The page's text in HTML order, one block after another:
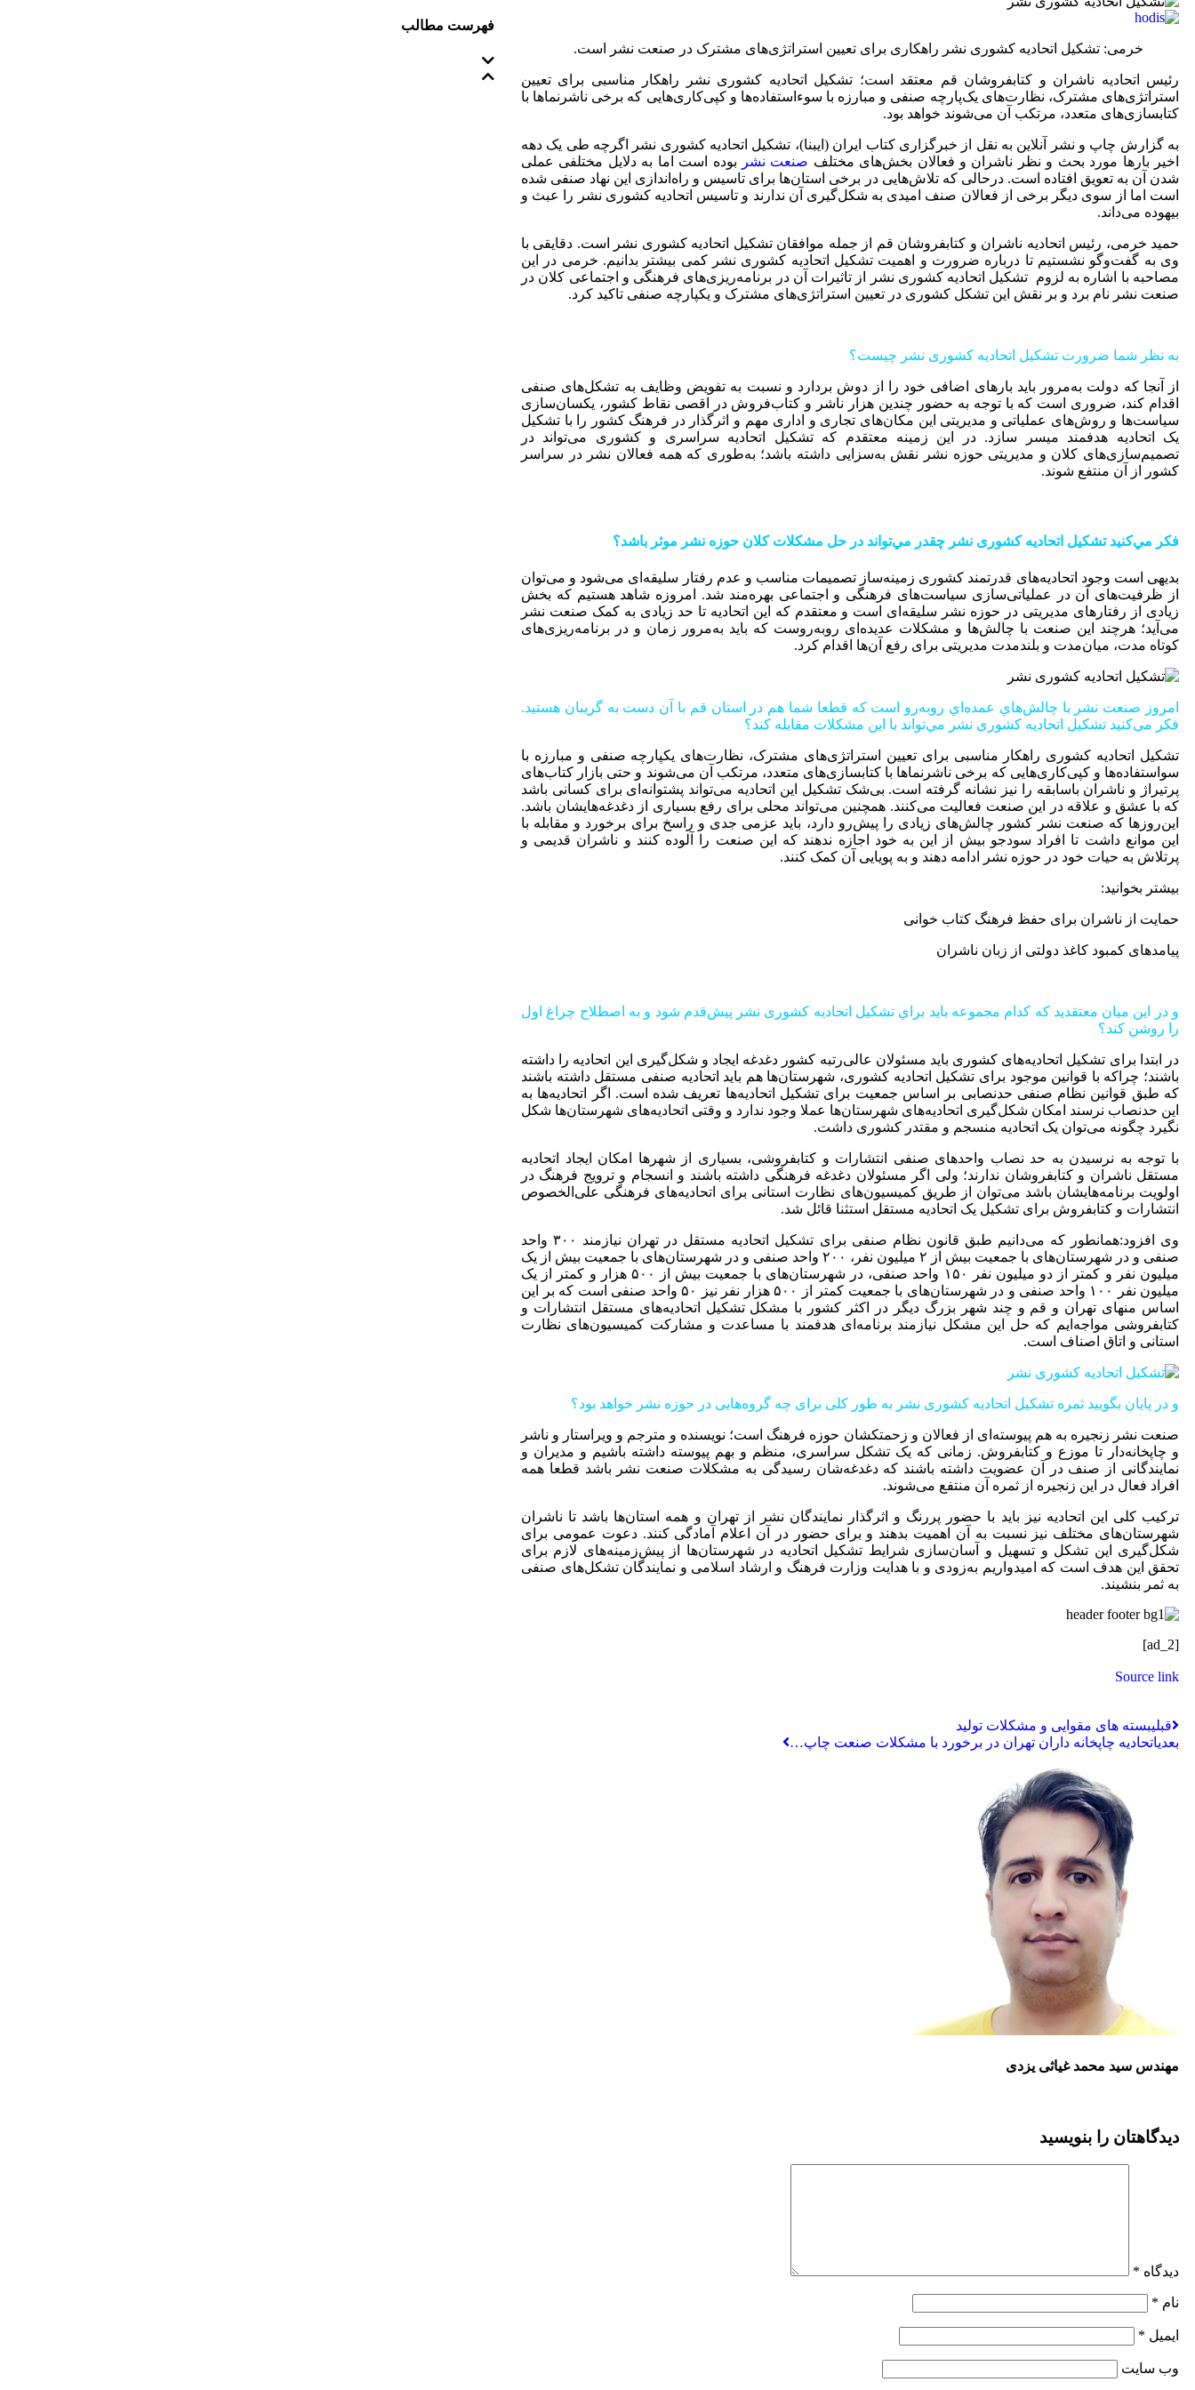
خرمی: تشکیل اتحادیه کشوری نشر راهکاری برای تعیین استراتژی‌های مشترک در صنعت نشر است.
رئیس اتحادیه ناشران و کتابفروشان قم معتقد است؛ تشکیل اتحادیه کشوری نشر راهکار مناسبی برای تعیین
استراتژی‌های مشترک، نظارت‌های یک‌پارچه صنفی و مبارزه با سوءاستفاد‌ه‌ها و کپی‌کاری‌هایی که برخی ناشرنما‌ها با
کتابسازی‌های متعدد، مرتکب آن می‌شوند خواهد بود.
به گزارش چاپ و نشر آنلاین به نقل از خبرگزاری کتاب ایران (ایبنا)، تشکیل اتحادیه کشوری نشر اگرچه طی یک دهه
اخیر بارها مورد بحث و نظر ناشران و فعالان بخش‌های مختلف صنعت نشر
بوده است اما به دلایل مختلفی عملی
شدن آن به تعویق افتاده است. درحالی که تلاش‌هایی در برخی استان‌ها برای تاسیس و راه‌اندازی این نهاد صنفی شده
است اما از سوی دیگر برخی از فعالان صنف امیدی به شکل‌گیری آن ندارند و تاسیس اتحادیه کشوری نشر را عبث و
بیهوده می‌داند.
حمید خرمی، رئیس اتحادیه ناشران و کتابفروشان قم از جمله موافقان تشکیل اتحادیه کشوری نشر است. دقایقی با
وی به گفت‌وگو نشستیم تا درباره ضرورت و اهمیت تشکیل اتحادیه کشوری نشر کمی بیشتر بدانیم. خرمی در این
مصاحبه با اشاره به لزوم تشکیل اتحادیه کشوری نشر از تاثیرات آن در برنامه‌ریزی‌های فرهنگی و اجتماعی کلان در
صنعت نشر نام برد و بر نقش این تشکل کشوری در تعیین استراتژی‌های مشترک و یکپارچه صنفی تاکید کرد.
به نظر شما ضرورت تشکیل اتحادیه کشوری نشر چيست؟
از آنجا که دولت به‌مرور باید بارهای اضافی خود را از دوش بردارد و نسبت به تفویض وظایف به تشکل‌های صنفی
اقدام کند، ضروری است که با توجه به حضور چندین هزار ناشر و کتاب‌فروش در اقصی نقاط کشور، یکسان‌سازی
سیاست‌ها و روش‌های عملیاتی و مدیریتی این مکان‌های تجاری و اداری مهم و اثرگذار در فرهنگ کشور را با تشکیل
یک اتحادیه هدفمند میسر سازد. در این زمینه معتقدم که تشکیل اتحادیه سراسری و کشوری می‌تواند در
تصمیم‌سازی‌های کلان و مدیریتی حوزه نشر نقش به‌سزایی داشته باشد؛ به‌طوری که همه فعالان نشر در سراسر
کشور از آن منتفع شوند.
فكر مي‌كنيد تشکیل اتحادیه کشوری نشر چقدر مي‌تواند در حل مشكلات كلان حوزه نشر موثر باشد؟
بدیهی است وجود اتحادیه‌های قدرتمند کشوری زمینه‌ساز تصمیمات مناسب و عدم رفتار سلیقه‌ای می‌شود و می‌توان
از ظرفیت‌های آن در عملیاتی‌سازی سیاست‌های فرهنگی و اجتماعی بهره‌مند شد. امروزه شاهد هستیم که بخش
زیادی از رفتارهای مدیریتی در حوزه نشر سلیقه‌ای است و معتقدم که این اتحادیه تا حد زیادی به کمک صنعت نشر
می‌آيد؛ هرچند این صنعت با چالش‌ها و مشکلات عدیده‌ای روبه‌روست که باید به‌مرور زمان و در برنامه‌ریزی‌های
کوتاه مدت، میان‌مدت و بلندمدت مدیریتی برای رفع آ‌ن‌ها اقدام کرد.
امروز صنعت نشر با چالش‌هاي عمده‌اي روبه‌رو است که قطعا شما هم در استان قم با آن دست به گریبان هستید.
فکر می‌کنید تشکیل اتحادیه کشوری نشر مي‌تواند با اين مشكلات مقابله كند؟
تشکیل اتحادیه کشوری راهکار مناسبی برای تعیین استراتژی‌های مشترک، نظارت‌های یکپارچه صنفی و مبارزه با
سواستفاد‌ه‌ها و کپی‌کاری‌هایی که برخی ناشرنما‌ها با کتابسازی‌های متعدد، مرتکب آن می‌شوند و حتی بازار کتاب‌های
پرتیراژ و ناشران باسابقه را نیز نشانه گرفته‌ است. بی‌شک تشکیل این اتحادیه می‌تواند پشتوانه‌ای برای کسانی باشد
که با عشق و علاقه در این صنعت فعالیت می‌کنند. همچنین می‌تواند محلی برای رفع بسیاری از دغدغه‌هایشان باشد.
این‌روزها که صنعت نشر کشور چالش‌های زیادی را پیش‌رو دارد، باید عزمی جدی و راسخ برای برخورد و مقابله با
این موانع داشت تا افراد سودجو بیش از این به خود اجازه ندهند که این صنعت را آلوده کنند و ناشران قدیمی و
پرتلاش به حیات خود در حوزه نشر ادامه دهند و به پویایی آن کمک کنند.
بیشتر بخوانید:
حمایت از ناشران برای حفظ فرهنگ کتاب خوانی
پیامدهای کمبود کاغذ دولتی از زبان ناشران
و در این میان معتقدید که کدام مجموعه بايد براي تشکیل اتحادیه کشوری نشر پیش‌قدم شود و به اصطلاح چراغ اول
را روشن کند؟
در ابتدا برای تشکیل اتحادیه‌های کشوری باید مسئولان عالی‌رتبه کشور دغدغه ایجاد و شکل‌گیری این اتحادیه را داشته
باشند؛ چراکه با قوانین موجود برای تشکیل اتحادیه کشوری، شهرستان‌ها هم باید اتحادیه صنفی مستقل داشته باشند
که طبق قوانین نظام صنفی حدنصابی بر اساس جمعیت برای تشکیل اتحادیه‌ها تعریف شده است. اگر اتحادیه‌ها به
این حدنصاب نرسند امکان شکل‌گیری اتحادیه‌های شهرستان‌ها عملا وجود ندارد و وقتی اتحادیه‌های شهرستان‌ها شکل
نگیرد چگونه می‌توان یک اتحادیه منسجم و مقتدر کشوری داشت.
با توجه به نرسیدن به حد نصاب واحدهای صنفی انتشارات و کتابفروشی، بسیاری از شهرها امکان ایجاد اتحادیه
مستقل ناشران و کتابفروشان ندارند؛ ولی اگر مسئولان دغدغه فرهنگی داشته باشند و انسجام و ترویج فرهنگ در
اولویت برنامه‌هایشان باشد می‌توان از طریق کمیسیون‌های نظارت استانی برای اتحادیه‌های فرهنگی علی‌الخصوص
انتشارات و کتابفروش برای تشکیل یک اتحادیه مستقل استثنا قائل شد.
وی افزود:همانطور که می‌دانیم طبق قانون نظام صنفی برای تشکیل اتحادیه مستقل در تهران نیازمند ۳۰۰ واحد
صنفی و در شهرستان‌های با جمعیت بیش از ۲ میلیون نفر، ۲۰۰ واحد صنفی و در شهرستان‌های با جمعیت بیش از یک
میلیون نفر و کمتر از دو میلیون نفر ۱۵۰ واحد صنفی، در شهرستان‌های با جمعیت بیش از ۵۰۰ هزار و کمتر از یک
میلیون نفر ۱۰۰ واحد صنفی و در شهرستان‌های با جمعیت کمتر از ۵۰۰ هزار نفر نیز ۵۰ واحد صنفی است که بر این
اساس منهای تهران و قم و چند شهر بزرگ دیگر در اکثر کشور با مشکل تشکیل اتحادیه‌های مستقل انتشارات و
کتابفروشی مواجه‌ایم که حل این مشکل نیازمند برنامه‌ای هدفمند با مساعدت و مشارکت کمیسیون‌های نظارت
استانی و اتاق اصناف است.
و در پایان بگویید ثمره تشکیل اتحادیه کشوری نشر به طور کلی برای چه گروه‌هایی در حوزه نشر خواهد بود؟
صنعت نشر زنجیره به هم پیوسته‌ای از فعالان و زحمتکشان حوزه‌ فرهنگ است؛ نویسنده و مترجم و ویراستار و ناشر
و چاپخانه‌دار تا موزع و کتابفروش. زمانی که یک تشکل سراسری، منظم و بهم پیوسته داشته باشیم و مدیران و
نمایندگانی از صنف در آن عضویت داشته باشند که دغدغه‌شان رسیدگی به مشکلات صنعت نشر باشد قطعا همه
افراد فعال در این زنجیره از ثمره آن منتفع می‌شوند.
ترکیب کلی این اتحادیه نیز باید با حضور پررنگ و اثرگذار نمایندگان نشر از تهران و همه استان‌ها باشد تا ناشران
شهرستان‌های مختلف نیز نسبت به آن اهمیت بدهند و برای حضور در آن اعلام آمادگی کنند. دعوت عمومی برای
شکل‌گیری این تشکل و تسهیل و آسان‌سازی شرایط تشکیل اتحادیه در شهرستان‌ها از پیش‌زمینه‌های لازم برای
تحقق این هدف است که امیدواریم به‌زودی و با هدایت وزارت فرهنگ و ارشاد اسلامی و نمایندگان تشکل‌های صنفی
به ثمر بنشیند.
[ad_2]
Source link
قبلیبسته های مقوایی و مشکلات تولید
بعدیاتحادیه چاپخانه داران تهران در برخورد با مشکلات صنعت چاپ…
مهندس سید محمد غیاثی یزدی
دیدگاهتان را بنویسید
دیدگاه *
نام *
ایمیل *
وب‌ سایت
فهرست مطالب